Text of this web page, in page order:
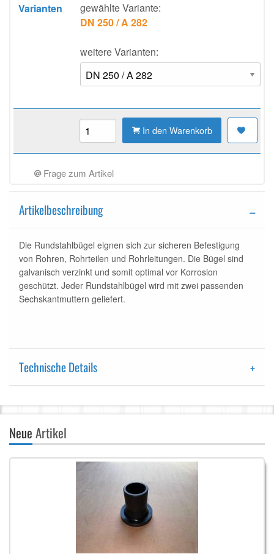
Varianten
gewählte Variante:
DN 250 / A 282
weitere Varianten:
In den Warenkorb
Frage zum Artikel
Artikelbeschreibung
Die Rundstahlbügel eignen sich zur sicheren Befestigung
von Rohren, Rohrteilen und Rohrleitungen. Die Bügel sind
galvanisch verzinkt und somit optimal vor Korrosion
geschützt. Jeder Rundstahlbügel wird mit zwei passenden
Sechskantmuttern geliefert.
Technische Details
NeueArtikel